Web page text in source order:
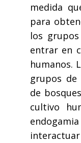
medida
para
los
entrar en
humanos.
grupos de
de
cultivo